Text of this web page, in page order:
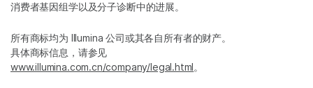
消费者基因组学以及分子诊断中的进展。
所有商标均为 Illumina 公司或其各自所有者的财产。
具体商标信息，请参见
www.illumina.com.cn/company/legal.html。